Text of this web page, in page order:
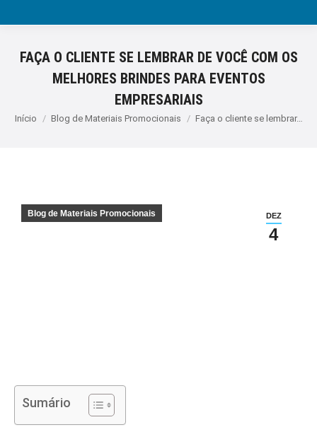
FAÇA O CLIENTE SE LEMBRAR DE VOCÊ COM OS
MELHORES BRINDES PARA EVENTOS
EMPRESARIAIS
Você está aqui:
Início Blog de Materiais Promocionais Faça o cliente se lembrar…
DEZ
4
Blog de Materiais Promocionais
Sumário